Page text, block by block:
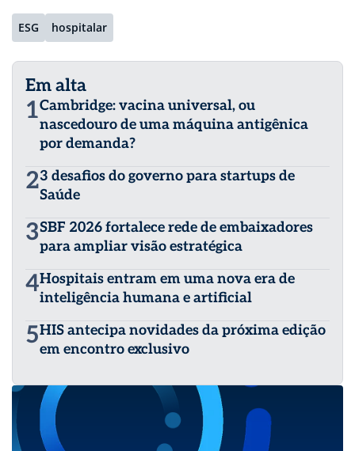
ESG hospitalar
Em alta
1Cambridge: vacina universal, ou
nascedouro de uma máquina antigênica
por demanda?
23 desafios do governo para startups de
Saúde
3SBF 2026 fortalece rede de embaixadores
para ampliar visão estratégica
4Hospitais entram em uma nova era de
inteligência humana e artificial
5HIS antecipa novidades da próxima edição
em encontro exclusivo